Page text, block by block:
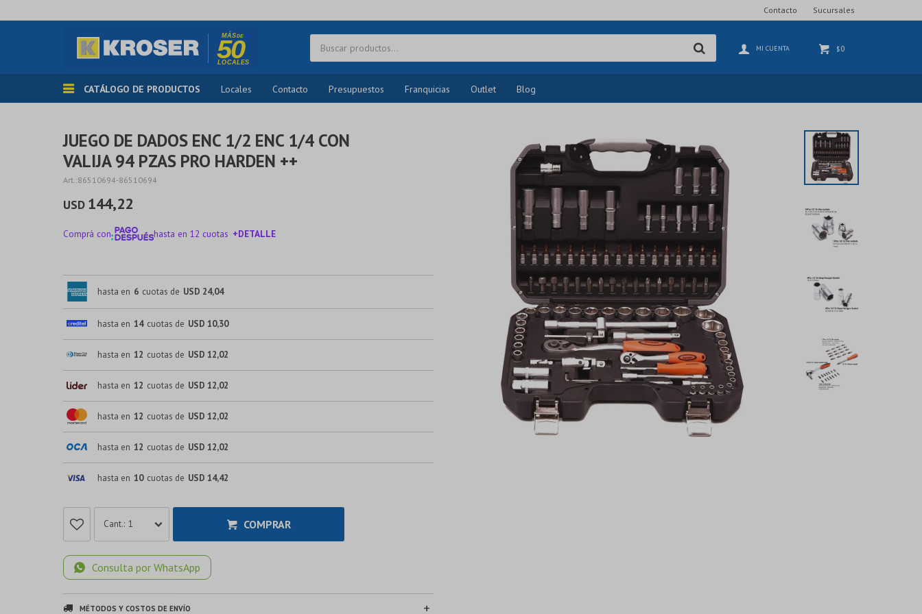
CATÁLOGO DE PRODUCTOS Locales Contacto Presupuestos Franquicias Outlet Blog
$0
Contacto Sucursales
JUEGO DE DADOS ENC 1/2 ENC 1/4 CON
VALIJA 94 PZAS PRO HARDEN ++
86510694-86510694
USD 144,22
Comprá con hasta en 12 cuotas +DETALLE
hasta en 6 cuotas de USD 24,04
hasta en 14 cuotas de USD 10,30
hasta en 12 cuotas de USD 12,02
hasta en 12 cuotas de USD 12,02
hasta en 12 cuotas de USD 12,02
hasta en 12 cuotas de USD 12,02
hasta en 10 cuotas de USD 14,42
1 COMPRAR
Consulta por WhatsApp
MÉTODOS Y COSTOS DE ENVÍO